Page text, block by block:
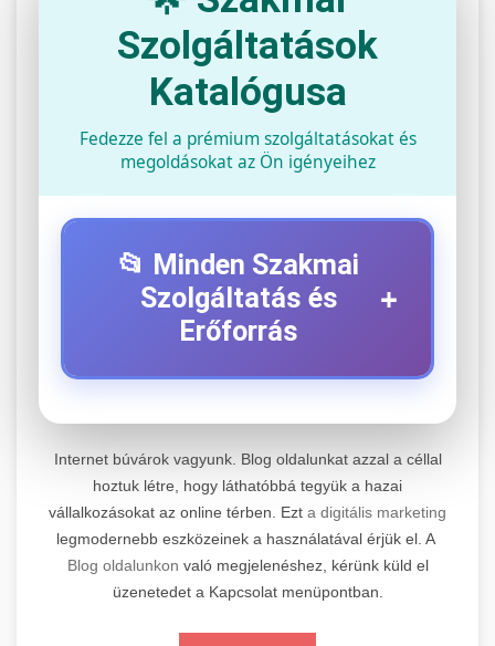
Szolgáltatások
Katalógusa
Fedezze fel a prémium szolgáltatásokat és
megoldásokat az Ön igényeihez
📂 Minden Szakmai
Szolgáltatás és
Erőforrás
+
+
Professzionális elektromos roller javítási és
karbantartási szolgáltatások. Szakértő
technikusaink minőségi szervízt nyújtanak
minden jelentős márkához és modellhez.
Szervizközpont Látogatása
📊 2. Online Marketing
Ügynökség
+
Átfogó online marketing szolgáltatások,
beleértve a SEO-t, közösségi média kezelést és
Internet búvárok vagyunk. Blog oldalunkat azzal a céllal
hoztuk létre, hogy láthatóbbá tegyük a hazai
vállalkozásokat az online térben. Ezt a digitális marketing
legmodernebb eszközeinek a használatával érjük el. A
Blog oldalunkon való megjelenéshez, kérünk küld el
üzenetedet a Kapcsolat menüpontban.